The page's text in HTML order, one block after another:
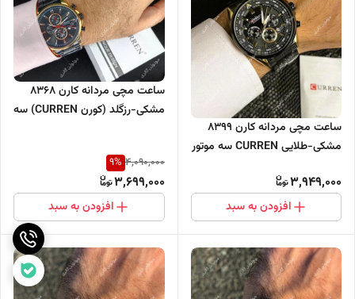
ساعت مچی مردانه کارن 8399
مشکی-طلایی CURREN سه موتور
3,949,000
افزودن به سبد
ساعت مچی مردانه کارن 8368
مشکی-رزگلد (کورن CURREN) سه
4,090,000
9%
3,699,000
افزودن به سبد